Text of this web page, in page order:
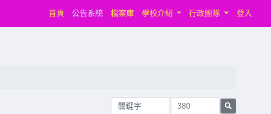
首頁(current)
公告系統 檔案庫 學校介紹 行政團隊 登入